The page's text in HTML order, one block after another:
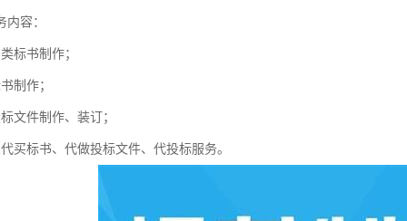
内容：
标书制作；
制作；
文件制作、装订；
买标书、代做投标文件、代投标服务。